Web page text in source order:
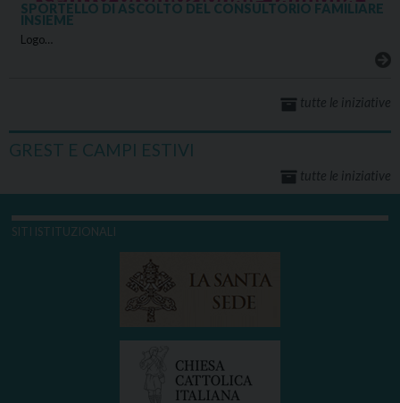
SPORTELLO DI ASCOLTO DEL CONSULTORIO FAMILIARE
INSIEME
Logo…
tutte le iniziative
GREST E CAMPI ESTIVI
tutte le iniziative
SITI ISTITUZIONALI